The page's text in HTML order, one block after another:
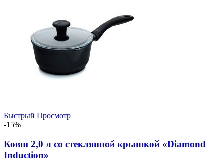
Быстрый Просмотр
-15%
Ковш 2,0 л со стеклянной крышкой «Diamond
Induction»